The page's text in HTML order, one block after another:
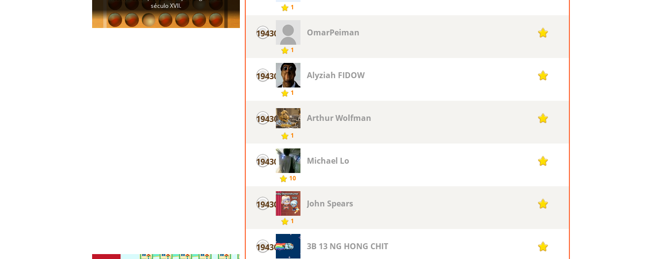
1
19430
1
OmarPeiman 1
19430
1
Alyziah FIDOW 1
19430
1
Arthur Wolfman 1
19430
10
Michael Lo 1
19430
1
John Spears 1
19430 3B 13 NG HONG CHIT 1